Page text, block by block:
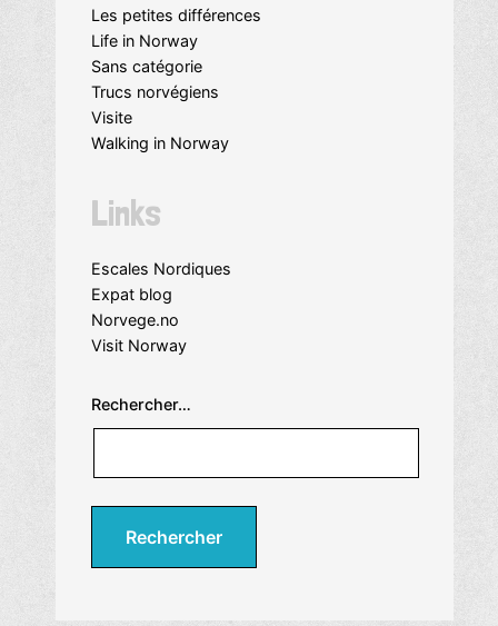
Les petites différences
Life in Norway
Sans catégorie
Trucs norvégiens
Visite
Walking in Norway
Links
Escales Nordiques
Expat blog
Norvege.no
Visit Norway
Rechercher…